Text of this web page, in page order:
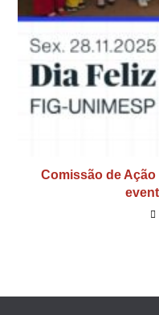
Comissão de